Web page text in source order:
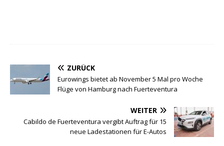
ZURÜCK
Eurowings bietet ab November 5 Mal pro Woche
Flüge von Hamburg nach Fuerteventura
WEITER
Cabildo de Fuerteventura vergibt Auftrag für 15
neue Ladestationen für E-Autos